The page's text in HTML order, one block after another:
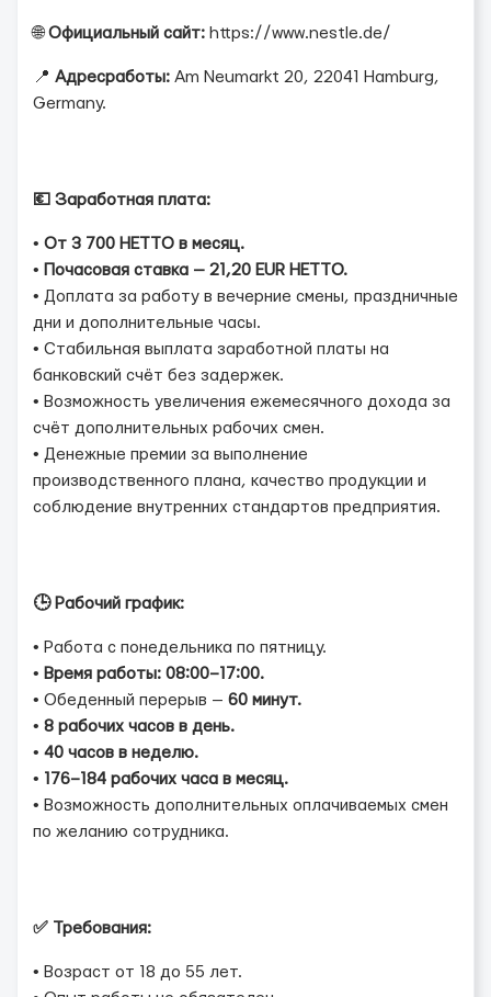
🌐 Официальный сайт: https://www.nestle.de/
📍 Адресработы: Am Neumarkt 20, 22041 Hamburg,
Germany.
💶 Заработная плата:
• От 3 700 НЕТТО в месяц.
•
Почасовая ставка — 21,20 EUR НЕТТО.
• Доплата за работу в вечерние смены, праздничные
дни и дополнительные часы.
• Стабильная выплата заработной платы на
банковский счёт без задержек.
• Возможность увеличения ежемесячного дохода за
счёт дополнительных рабочих смен.
• Денежные премии за выполнение
производственного плана, качество продукции и
соблюдение внутренних стандартов предприятия.
🕒 Рабочий график:
• Работа с понедельника по пятницу.
• Время работы: 08:00–17:00.
• Обеденный перерыв — 60 минут.
• 8 рабочих часов в день.
• 40 часов в неделю.
•
176–184 рабочих часа в месяц.
• Возможность дополнительных оплачиваемых смен
по желанию сотрудника.
✅ Требования:
• Возраст от 18 до 55 лет.